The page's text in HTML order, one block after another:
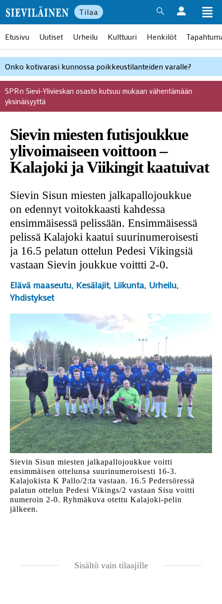
Tilaa
Etusivu Uutiset Urheilu Kulttuuri Henkilöt
Onko kotivarasi kunnossa poikkeustilanteiden varalle?
SPR:n Sievi-Ylivieskan osasto kutsuu mukaan vähentämään
yksinäisyyttä
Sievin miesten futisjoukkue
ylivoimaiseen voittoon –
Kalajoki ja Viikingit kaatuivat
Sievin Sisun miesten jalkapallojoukkue
on edennyt voitokkaasti kahdessa
ensimmäisessä pelissään. Ensimmäisessä
pelissä Kalajoki kaatui suurinumeroisesti
ja 16.5 pelatun ottelun Pedesi Vikingsiä
vastaan Sievin joukkue voittti 2-0.
Elävä maaseutu, Kesälajit, Liikunta, Urheilu,
Yhdistykset
Sievin Sisun miesten jalkapallojoukkue voitti
ensimmäisen ottelunsa suurinumeroisesti 16-3.
Kalajokista K Pallo/2:ta vastaan. 16.5 Pedersöressä
palatun ottelun Pedesi Vikings/2 vastaan Sisu voitti
numeroin 2-0. Ryhmäkuva otettu Kalajoki-pelin
jälkeen.
Sisältö vain tilaajille